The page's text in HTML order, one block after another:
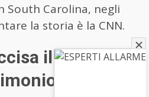
South Carolina, negli
la storia è la CNN.
il giorno